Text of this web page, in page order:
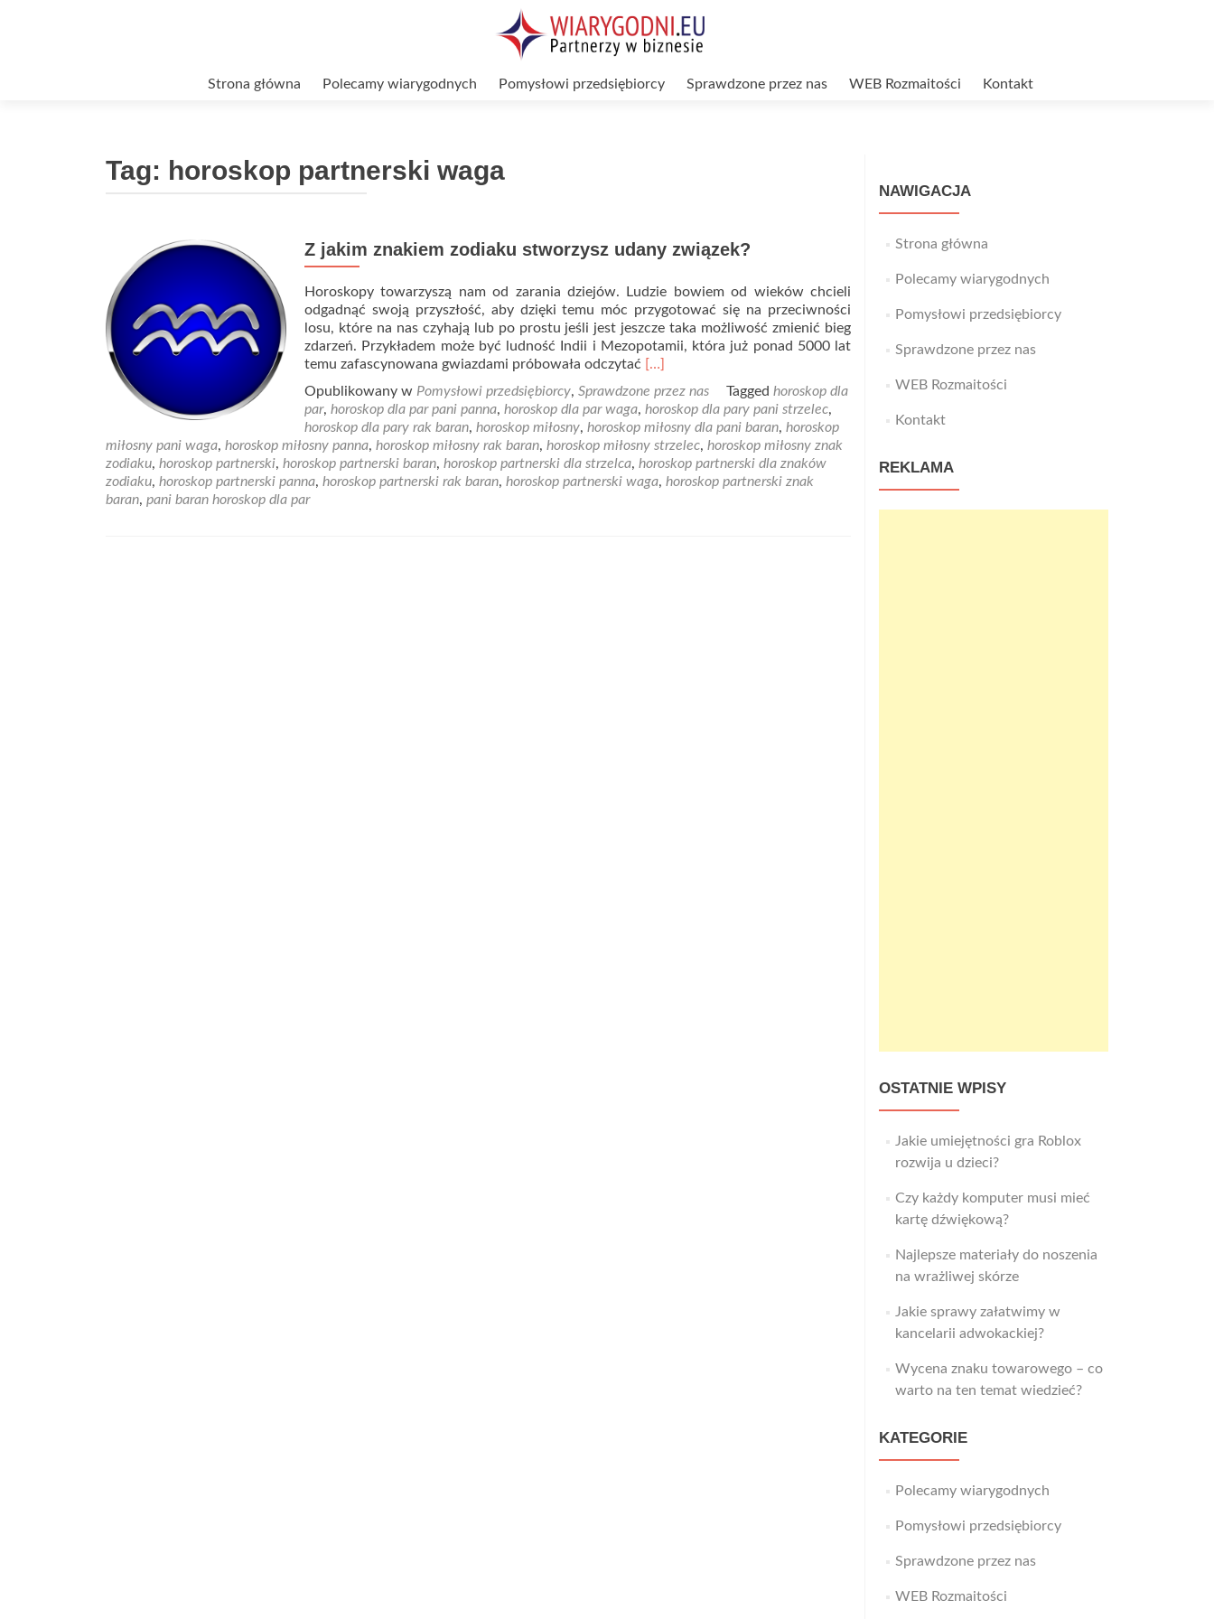
Strona główna Polecamy wiarygodnych Pomysłowi przedsiębiorcy Sprawdzone przez nas WEB Rozmaitości Kontakt
Tag: horoskop partnerski waga
Z jakim znakiem zodiaku stworzysz udany związek?
Horoskopy towarzyszą nam od zarania dziejów. Ludzie bowiem od wieków chcieli
odgadnąć swoją przyszłość, aby dzięki temu móc przygotować się na przeciwności
losu, które na nas czyhają lub po prostu jeśli jest jeszcze taka możliwość zmienić bieg
zdarzeń. Przykładem może być ludność Indii i Mezopotamii, która już ponad 5000 lat
temu zafascynowana gwiazdami próbowała odczytać Read
about
Z
jakim
znakiem
zodiaku
stworzysz
[…]
Opublikowany w Pomysłowi przedsiębiorcy, Sprawdzone przez nas Tagged horoskop dla
par, horoskop dla par pani panna, horoskop dla par waga, horoskop dla pary pani strzelec,
horoskop dla pary rak baran, horoskop miłosny, horoskop miłosny dla pani baran, horoskop
miłosny pani waga, horoskop miłosny panna, horoskop miłosny rak baran, horoskop miłosny strzelec, horoskop miłosny znak
zodiaku, horoskop partnerski, horoskop partnerski baran, horoskop partnerski dla strzelca, horoskop partnerski dla znaków
zodiaku, horoskop partnerski panna, horoskop partnerski rak baran, horoskop partnerski waga, horoskop partnerski znak
baran, pani baran horoskop dla par
NAWIGACJA
Strona główna
Polecamy wiarygodnych
Pomysłowi przedsiębiorcy
Sprawdzone przez nas
WEB Rozmaitości
Kontakt
REKLAMA
OSTATNIE WPISY
Jakie umiejętności gra Roblox
rozwija u dzieci?
Czy każdy komputer musi mieć
kartę dźwiękową?
Najlepsze materiały do noszenia
na wrażliwej skórze
Jakie sprawy załatwimy w
kancelarii adwokackiej?
Wycena znaku towarowego – co
warto na ten temat wiedzieć?
KATEGORIE
Polecamy wiarygodnych
Pomysłowi przedsiębiorcy
Sprawdzone przez nas
WEB Rozmaitości